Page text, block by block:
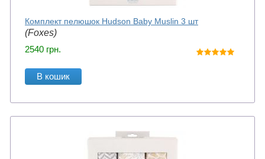
Комплект пелюшок Hudson Baby Muslin 3 шт
(Foxes)
2540 грн.
В кошик